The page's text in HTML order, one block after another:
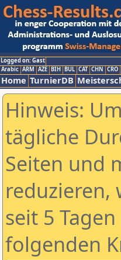
Logged on: Gast
Arabic ARM AZE BIH BUL CAT CHN CRO
Home TurnierDB
Hinweis:
tägliche
Seiten und
reduzieren,
seit 5
folgenden